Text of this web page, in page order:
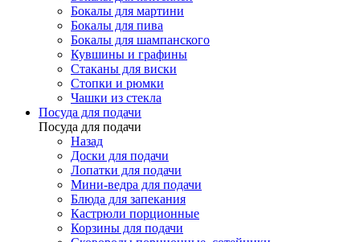
Бокалы для мартини
Бокалы для пива
Бокалы для шампанского
Кувшины и графины
Стаканы для виски
Стопки и рюмки
Чашки из стекла
Посуда для подачи
Посуда для подачи
Назад
Доски для подачи
Лопатки для подачи
Мини-ведра для подачи
Блюда для запекания
Кастрюли порционные
Корзины для подачи